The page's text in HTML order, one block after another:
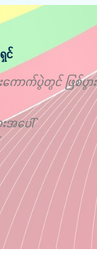
င်
ောက်ပွဲတွင် ဖြစ်ပွား
အပေါ်